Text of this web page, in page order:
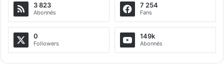
n
t
i
3 823
Abonnés
7 254
Fans
0
Followers
149k
Abonnés